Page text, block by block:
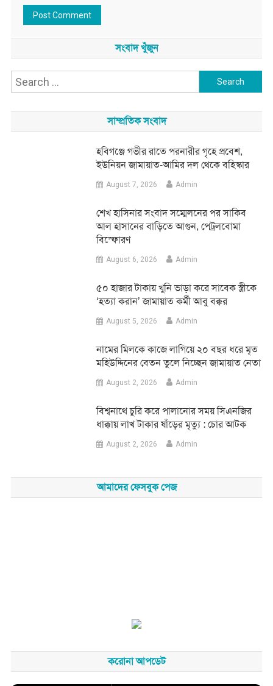
সংবাদ খুঁজুন
Search
সাম্প্রতিক সংবাদ
হবিগঞ্জে গভীর রাতে পরনারীর গৃহে প্রবেশ,
ইউনিয়ন জামায়াত-আমির দল থেকে বহিস্কার
August 7, 2026 Admin
শেখ হাসিনার সংবাদ সম্মেলনের পর সাকিব
আল হাসানের বাড়িতে আগুন, পেট্রলবোমা
বিস্ফোরণ
August 6, 2026 Admin
৫০ হাজার টাকায় খুনি ভাড়া করে সাবেক স্ত্রীকে
‘হত্যা করান’ জামায়াত কর্মী আবু বক্কর
August 5, 2026 Admin
নামের মিলকে কাজে লাগিয়ে ২০ বছর ধরে মৃত
মহিউদ্দিনের বেতন তুলে নিচ্ছেন জামায়াত নেতা
August 2, 2026 Admin
‎বিশ্বনাথে চুরি করে পালানোর সময় সিএনজির
ধাক্কায় লাখ টাকার ষাঁড়ের মৃত্যু : চোর আটক
August 2, 2026 Admin
আমাদের ফেসবুক পেজ
করোনা আপডেট